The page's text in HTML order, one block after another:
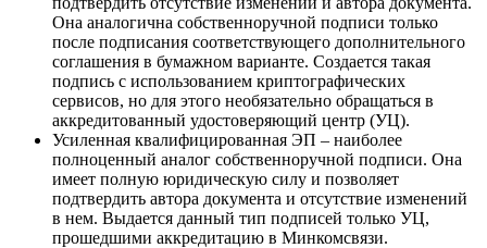
Она аналогична собственноручной подписи только
после подписания соответствующего дополнительного
соглашения в бумажном варианте. Создается такая
подпись с использованием криптографических
сервисов, но для этого необязательно обращаться в
аккредитованный удостоверяющий центр (УЦ).
Усиленная квалифицированная ЭП – наиболее
полноценный аналог собственноручной подписи. Она
имеет полную юридическую силу и позволяет
подтвердить автора документа и отсутствие изменений
в нем. Выдается данный тип подписей только УЦ,
прошедшими аккредитацию в Минкомсвязи.